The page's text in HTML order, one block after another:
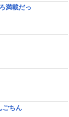
満載だっ
ごちん